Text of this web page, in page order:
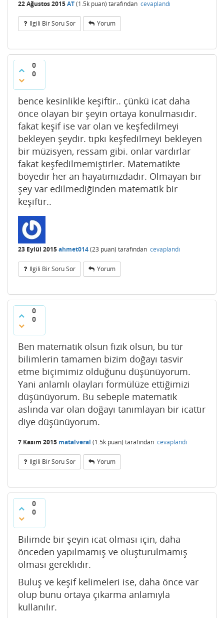
22 Ağustos 2015AT(1.5k puan) tarafından cevaplandı
Ilgili Bir Soru Sor Yorum
0
0
bence kesinlikle keşiftir.. çünkü icat daha
önce olayan bir şeyin ortaya konulmasıdır.
fakat keşif ise var olan ve keşfedilmeyi
bekleyen şeydir. tıpkı keşfedilmeyi bekleyen
bir müzisyen, ressam gibi. onlar vardırlar
fakat keşfedilmemiştirler. Matematikte
böyedir her an hayatımızdadır. Olmayan bir
şey var edilmediğinden matematik bir
keşiftir..
23 Eylül 2015ahmet014(23 puan) tarafından cevaplandı
Ilgili Bir Soru Sor Yorum
0
0
Ben matematik olsun fizik olsun, bu tür
bilimlerin tamamen bizim doğayı tasvir
etme biçimimiz olduğunu düşünüyorum.
Yani anlamlı olayları formülüze ettiğimizi
düşünüyorum. Bu sebeple matematik
aslında var olan doğayı tanımlayan bir icattır
diye düşünüyorum.
7 Kasım 2015 matalveral (1.5k puan) tarafından cevaplandı
Ilgili Bir Soru Sor Yorum
0
0
Bilimde bir şeyin icat olması için, daha
önceden yapılmamış ve oluşturulmamış
olması gereklidir.
Buluş ve keşif kelimeleri ise, daha önce var
olup bunu ortaya çıkarma anlamıyla
kullanılır.